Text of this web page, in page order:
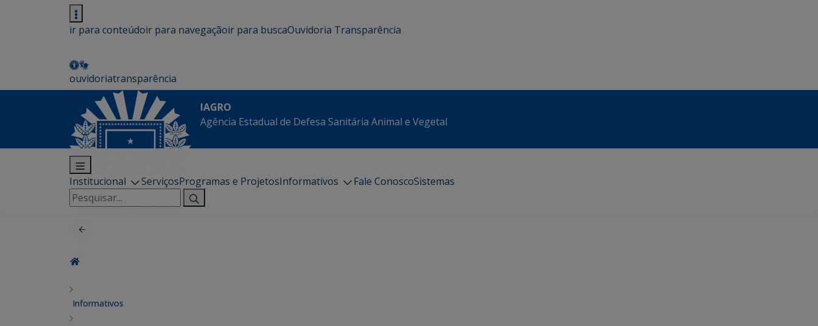
ir para conteúdoir para navegaçãoir para buscaOuvidoria Transparência
ouvidoriatransparência
IAGRO
Agência Estadual de Defesa Sanitária Animal e Vegetal
Institucional ServiçosProgramas e ProjetosInformativos Fale ConoscoSistemas
Pesquisar
por:
Informativos